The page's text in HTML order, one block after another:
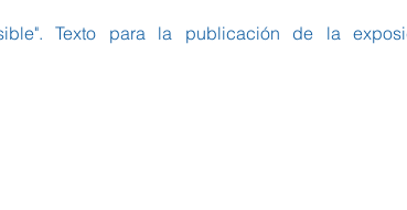
Texto para la publicación de la